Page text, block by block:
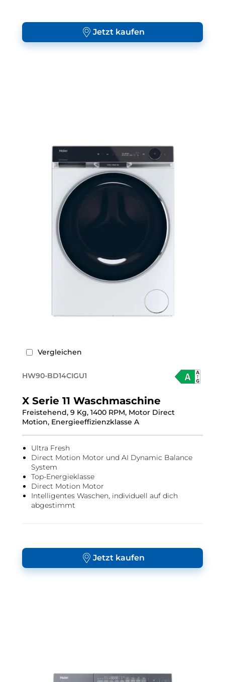
Jetzt kaufen
Vergleichen
HW90-BD14CIGU1
X Serie 11 Waschmaschine
Freistehend, 9 Kg, 1400 RPM, Motor Direct
Motion, Energieeffizienzklasse A
Ultra Fresh
Direct Motion Motor und AI Dynamic Balance
System
Top-Energieklasse
Direct Motion Motor
Intelligentes Waschen, individuell auf dich
abgestimmt
Jetzt kaufen